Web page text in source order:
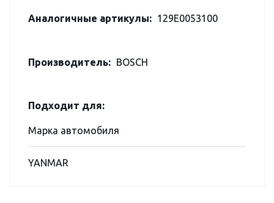
Аналогичные артикулы: 129E0053100
Производитель: BOSCH
Подходит для:
Марка автомобиля
YANMAR